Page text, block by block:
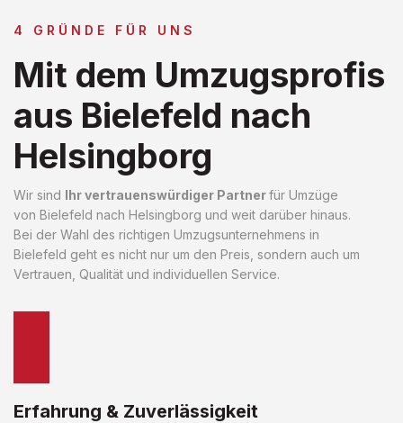
4 GRÜNDE FÜR UNS
Mit dem Umzugsprofis
aus Bielefeld nach
Helsingborg
Wir sind Ihr vertrauenswürdiger Partnerfür Umzüge
von Bielefeld nach Helsingborg und weit darüber hinaus.
Bei der Wahl des richtigen Umzugsunternehmens in
Bielefeld geht es nicht nur um den Preis, sondern auch um
Vertrauen, Qualität und individuellen Service.
Erfahrung & Zuverlässigkeit